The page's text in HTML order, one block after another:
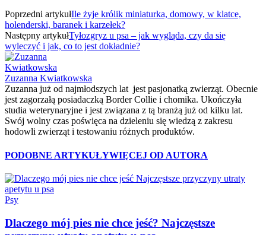
Poprzedni artykułIle żyje królik miniaturka, domowy, w klatce,
holenderski, baranek i karzełek?
Następny artykułTyłozgryz u psa – jak wygląda, czy da się
wyleczyć i jak, co to jest dokładnie?
Zuzanna Kwiatkowska
Zuzanna już od najmłodszych lat jest pasjonatką zwierząt. Obecnie
jest zagorzałą posiadaczką Border Collie i chomika. Ukończyła
studia weterynaryjne i jest związana z tą branżą już od kilku lat.
Swój wolny czas poświęca na dzieleniu się wiedzą z zakresu
hodowli zwierząt i testowaniu różnych produktów.
PODOBNE ARTYKUŁYWIĘCEJ OD AUTORA
Psy
Dlaczego mój pies nie chce jeść? Najczęstsze